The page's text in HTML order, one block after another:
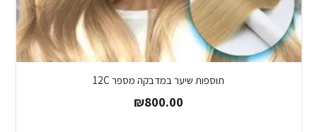
תוספות שיער במדבקה מספר 12C
₪800.00